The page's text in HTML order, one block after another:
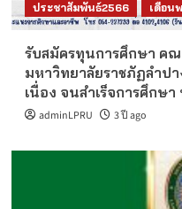
ประชาสัมพันธ์2566 เดือน
รับสมัครทุนการศึกษา คณ
มหาวิทยาลัยราชภัฏลำปา
เนื่อง จนสำเร็จการศึกษ
adminLPRU 3 ปี ago